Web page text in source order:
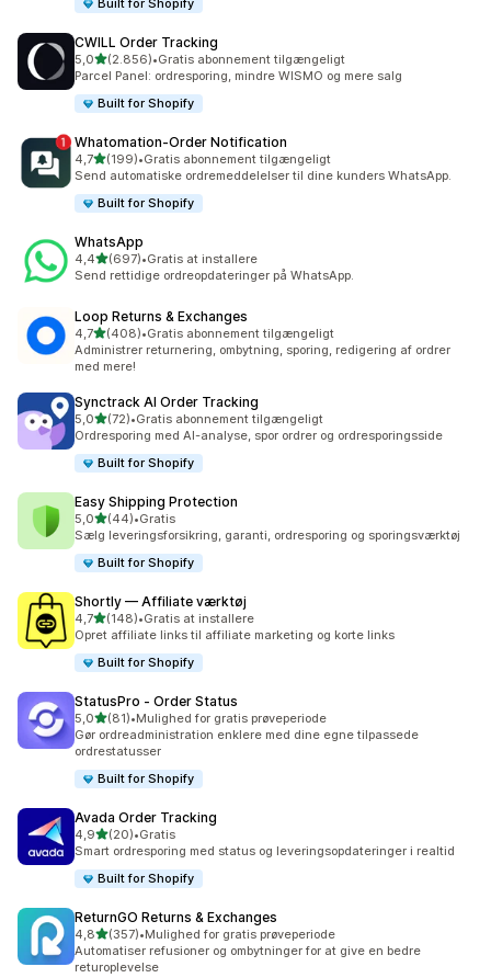
Built for Shopify
CWILL Order Tracking
5,0ud af 5 stjerner
(2.856)
2856 anmeldelser i alt
•Gratis abonnement tilgængeligt
Parcel Panel: ordresporing, mindre WISMO og mere salg
Built for Shopify
Whatomation‑Order Notification
4,7ud af 5 stjerner
(199)
199 anmeldelser i alt
•Gratis abonnement tilgængeligt
Send automatiske ordremeddelelser til dine kunders WhatsApp.
Built for Shopify
WhatsApp
4,4ud af 5 stjerner
(697)
697 anmeldelser i alt
•Gratis at installere
Send rettidige ordreopdateringer på WhatsApp.
Loop Returns & Exchanges
4,7ud af 5 stjerner
(408)
408 anmeldelser i alt
•Gratis abonnement tilgængeligt
Administrer returnering, ombytning, sporing, redigering af ordrer
med mere!
Synctrack AI Order Tracking
5,0ud af 5 stjerner
(72)
72 anmeldelser i alt
•Gratis abonnement tilgængeligt
Ordresporing med AI-analyse, spor ordrer og ordresporingsside
Built for Shopify
Easy Shipping Protection
5,0ud af 5 stjerner
(44)
44 anmeldelser i alt
•Gratis
Sælg leveringsforsikring, garanti, ordresporing og sporingsværktøj
Built for Shopify
Shortly — Affiliate værktøj
4,7ud af 5 stjerner
(148)
148 anmeldelser i alt
•Gratis at installere
Opret affiliate links til affiliate marketing og korte links
Built for Shopify
StatusPro ‑ Order Status
5,0ud af 5 stjerner
(81)
81 anmeldelser i alt
•Mulighed for gratis prøveperiode
Gør ordreadministration enklere med dine egne tilpassede
ordrestatusser
Built for Shopify
Avada Order Tracking
4,9ud af 5 stjerner
(20)
20 anmeldelser i alt
•Gratis
Smart ordresporing med status og leveringsopdateringer i realtid
Built for Shopify
ReturnGO Returns & Exchanges
4,8ud af 5 stjerner
(357)
357 anmeldelser i alt
•Mulighed for gratis prøveperiode
Automatiser refusioner og ombytninger for at give en bedre
returoplevelse